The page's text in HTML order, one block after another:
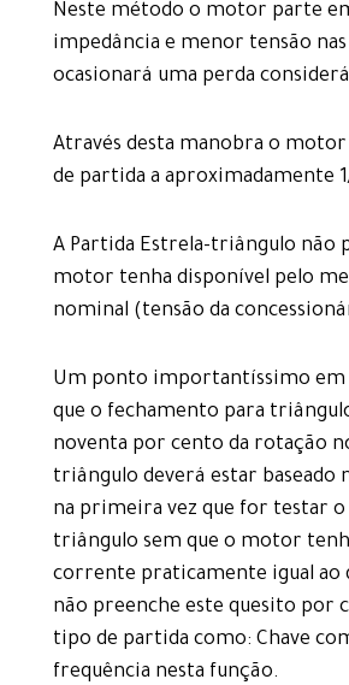
Neste método o motor parte
impedância e menor tensão
ocasionará uma perda
Através desta manobra o
de partida a aproximadamente
A Partida Estrela-triângulo não
motor tenha disponível pelo
nominal (tensão da
Um ponto importantíssimo em
que o fechamento para
noventa por cento da rotação
triângulo deverá estar baseado
na primeira vez que for testar o
triângulo sem que o motor
corrente praticamente igual ao
não preenche este quesito por
tipo de partida como: Chave
frequência nesta função.